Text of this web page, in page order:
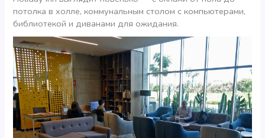
потолка в холле, коммунальным столом с компьютерами,
библиотекой и диванами для ожидания.